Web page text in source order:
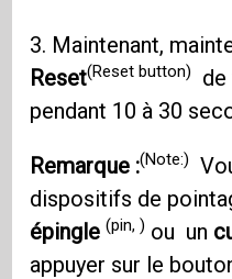
3. Maintenant,
Reset(Reset button)
pendant 10 à 30
Remarque :(Note:)
dispositifs de
épingle(pin, ) ou un
appuyer sur le